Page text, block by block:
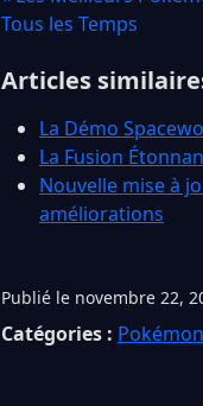
Tous les Temps
Articles
La Démo
La Fusion
Nouvelle mise à
améliorations
Publié le novembre 22,
Catégories : Pokémon